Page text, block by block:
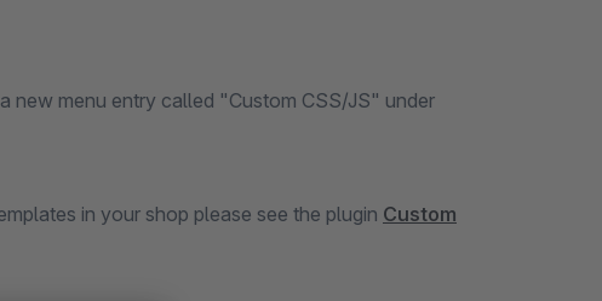
new menu entry called "Custom CSS/JS" under
in your shop please see the plugin Custom